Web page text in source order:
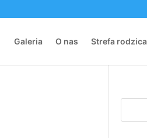
Galeria O nas Strefa rodzica